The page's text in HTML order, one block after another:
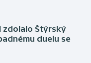
zdolalo Štýrský
duelu se